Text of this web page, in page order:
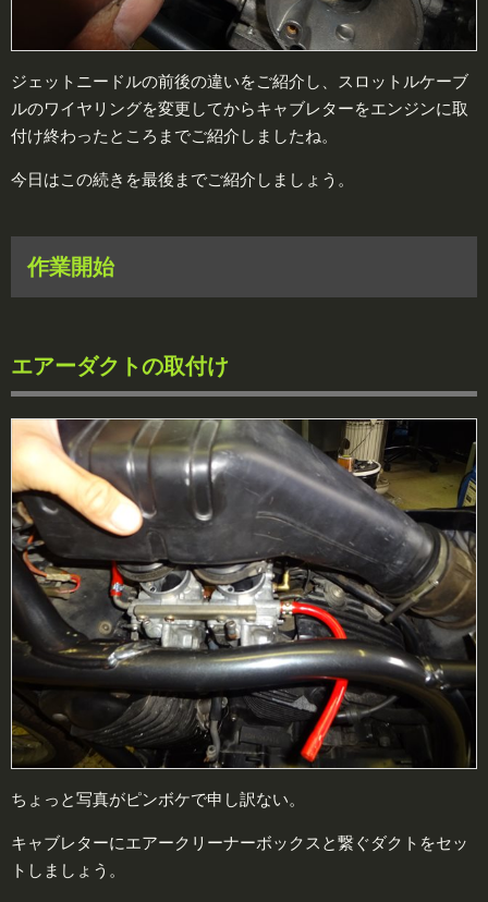
ジェットニードルの前後の違いをご紹介し、スロットルケーブ
ルのワイヤリングを変更してからキャブレターをエンジンに取
付け終わったところまでご紹介しましたね。
今日はこの続きを最後までご紹介しましょう。
作業開始
エアーダクトの取付け
ちょっと写真がピンボケで申し訳ない。
キャブレターにエアークリーナーボックスと繋ぐダクトをセッ
トしましょう。